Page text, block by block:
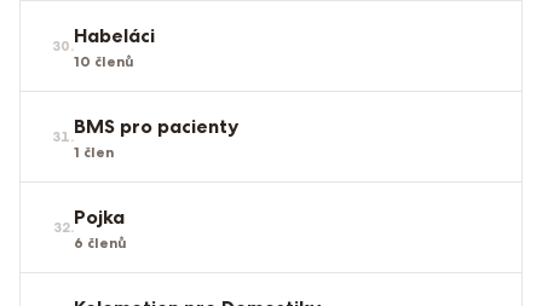
30.Habeláci
10 členů
31.BMS pro pacienty
1 člen
32.Pojka
6 členů